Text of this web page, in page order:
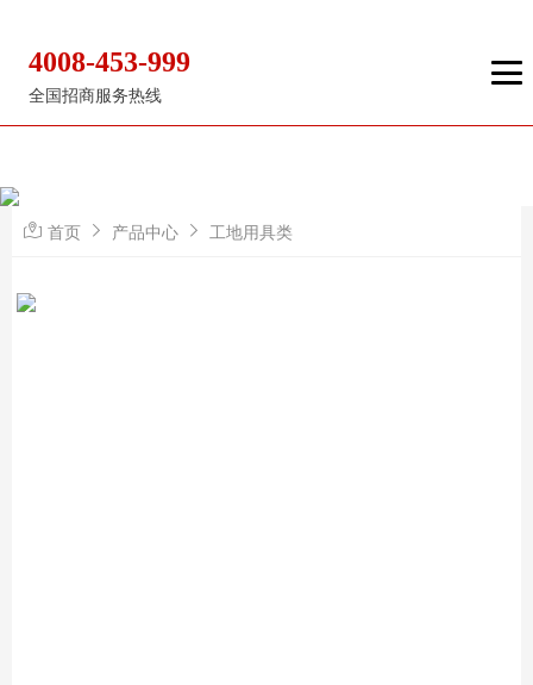
4008-453-999
全国招商服务热线
首页 产品中心 工地用具类